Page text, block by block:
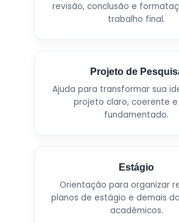
revisão, conclusão e
trabalho final.
Projeto de
Ajuda para transformar sua
projeto claro, coerente
fundamentado.
Estágio
Orientação para organizar
planos de estágio e demais
acadêmicos.